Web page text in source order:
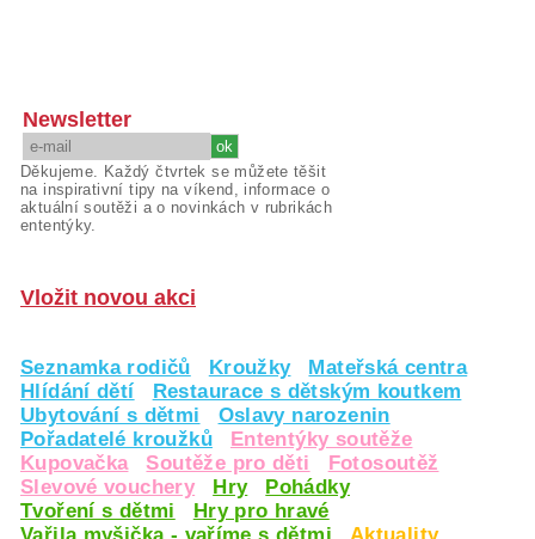
Newsletter
Děkujeme. Každý čtvrtek se můžete těšit
na inspirativní tipy na víkend, informace o
aktuální soutěži a o novinkách v rubrikách
ententýky.
Vložit novou akci
Seznamka rodičů Kroužky
Mateřská centra
Hlídání dětí
Restaurace s dětským koutkem
Ubytování s dětmi
Oslavy narozenin
Pořadatelé kroužků
Ententýky soutěže
Kupovačka
Soutěže pro děti
Fotosoutěž
Slevové vouchery
Hry
Pohádky
Tvoření s dětmi
Hry pro hravé